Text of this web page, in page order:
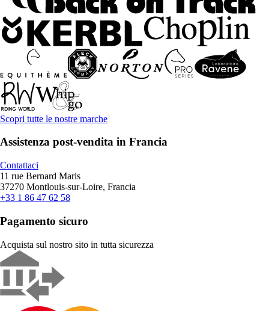
Scopri tutte le nostre marche
Assistenza post-vendita in Francia
Contattaci
11 rue Bernard Maris
37270 Montlouis-sur-Loire, Francia
+33 1 86 47 62 58
Pagamento sicuro
Acquista sul nostro sito in tutta sicurezza